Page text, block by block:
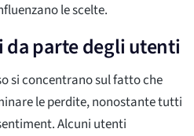
le scelte.
da parte degli utenti
si concentrano sul fatto che
le perdite, nonostante tutti
Alcuni utenti